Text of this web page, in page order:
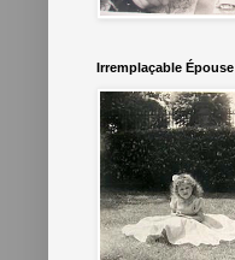
Irremplaçable Épouse